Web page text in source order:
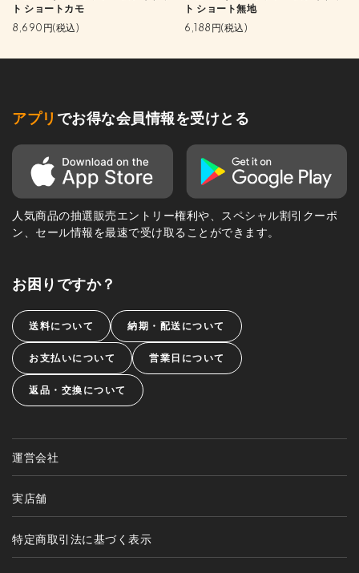
ト ショートカモ
8,690円(税込)
ト ショート無地
6,188円(税込)
アプリ でお得な会員情報を受けとる
人気商品の抽選販売エントリー権利や、スペシャル割引クーポ
ン、セール情報を最速で受け取ることができます。
お困りですか？
送料について 納期・配送について
お支払いについて 営業日について
返品・交換について
運営会社
実店舗
特定商取引法に基づく表示